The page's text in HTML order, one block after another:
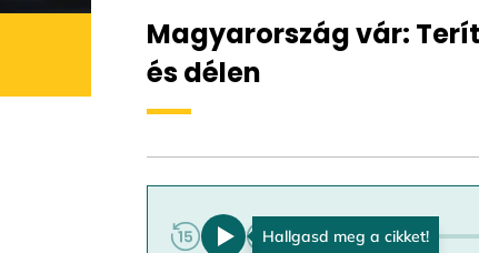
Magyarország vár:
és délen
0:00